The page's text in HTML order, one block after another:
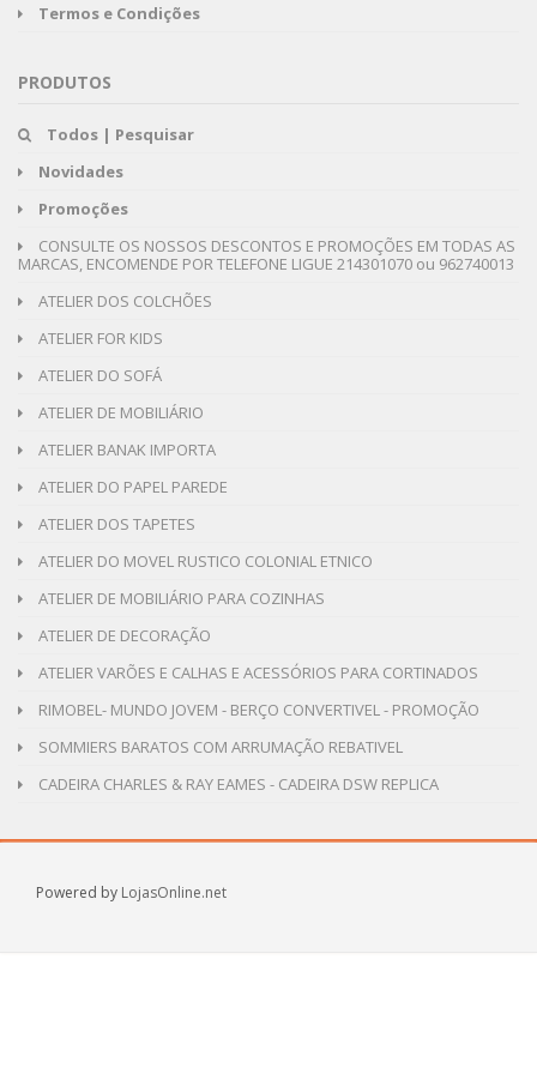
Termos e Condições
PRODUTOS
Todos | Pesquisar
Novidades
Promoções
CONSULTE OS NOSSOS DESCONTOS E PROMOÇÕES EM TODAS AS
MARCAS, ENCOMENDE POR TELEFONE LIGUE 214301070 ou 962740013
ATELIER DOS COLCHÕES
ATELIER FOR KIDS
ATELIER DO SOFÁ
ATELIER DE MOBILIÁRIO
ATELIER BANAK IMPORTA
ATELIER DO PAPEL PAREDE
ATELIER DOS TAPETES
ATELIER DO MOVEL RUSTICO COLONIAL ETNICO
ATELIER DE MOBILIÁRIO PARA COZINHAS
ATELIER DE DECORAÇÃO
ATELIER VARÕES E CALHAS E ACESSÓRIOS PARA CORTINADOS
RIMOBEL- MUNDO JOVEM - BERÇO CONVERTIVEL - PROMOÇÃO
SOMMIERS BARATOS COM ARRUMAÇÃO REBATIVEL
CADEIRA CHARLES & RAY EAMES - CADEIRA DSW REPLICA
Powered by LojasOnline.net